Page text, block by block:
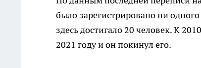
было зарегистрировано ни
здесь достигало 20 человек. К
2021 году и он покинул его.